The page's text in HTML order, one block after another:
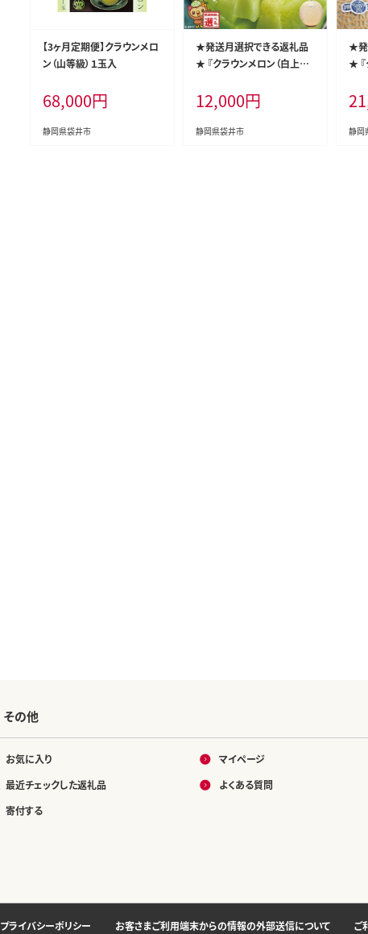
【3ヶ月定期便】クラウンメロ
ン（山等級）１玉入
68,000円
静岡県袋井市
★発送月選択できる返礼品
★ 『クラウンメロン（白上級）
ト 贈り物 デザート グルメ 袋
井市2026年9月発送
12,000円
静岡県袋井市
★発
★ 『
ト
井
青
静岡
その他
お気に入り
最近チェックした返礼品
寄付する
マイページ
よくある質問
プライバシーポリシー お客さまご利用端末からの情報の外部送信について ご